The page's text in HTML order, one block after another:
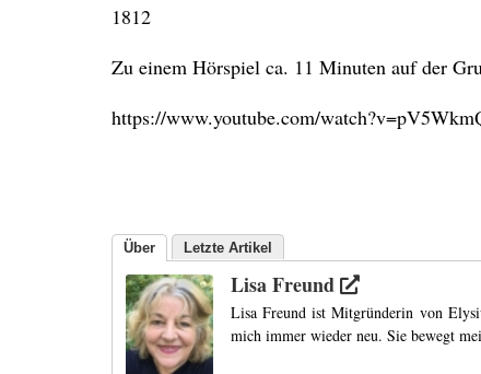
1812
Zu einem Hörspiel ca. 11 Minuten auf der
https://www.youtube.com/
Über Letzte Artikel
Lisa Freund
Lisa Freund ist Mitgründerin von
mich immer wieder neu. Sie bewegt